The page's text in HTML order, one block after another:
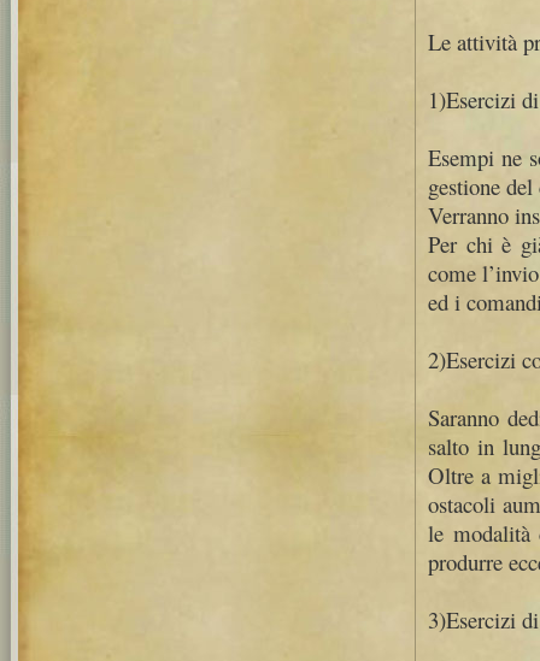
Le attività
1)Esercizi
Esempi ne
gestione
Verranno
Per chi è
come
ed i
2)Esercizi
Saranno
salto in
Oltre a
ostacoli
le modalità
produrre
3)Esercizi